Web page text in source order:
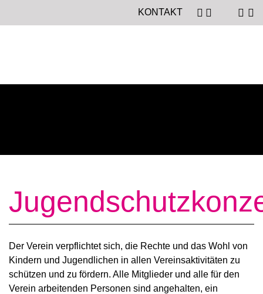
KONTAKT
Der Verein verpflichtet sich, die Rechte und das Wohl von
Kindern und Jugendlichen in allen Vereinsaktivitäten zu
schützen und zu fördern. Alle Mitglieder und alle für den
Verein arbeitenden Personen sind angehalten, ein